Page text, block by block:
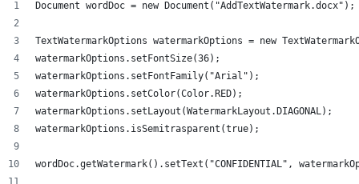
Document wordDoc = new Document("AddTextWatermark.docx");
TextWatermarkOptions watermarkOptions = new
watermarkOptions.setFontSize(36);
watermarkOptions.setFontFamily("Arial");
watermarkOptions.setColor(Color.RED);
watermarkOptions.setLayout(WatermarkLayout.DIAGONAL);
watermarkOptions.isSemitrasparent(true);
wordDoc.getWatermark().setText("CONFIDENTIAL",